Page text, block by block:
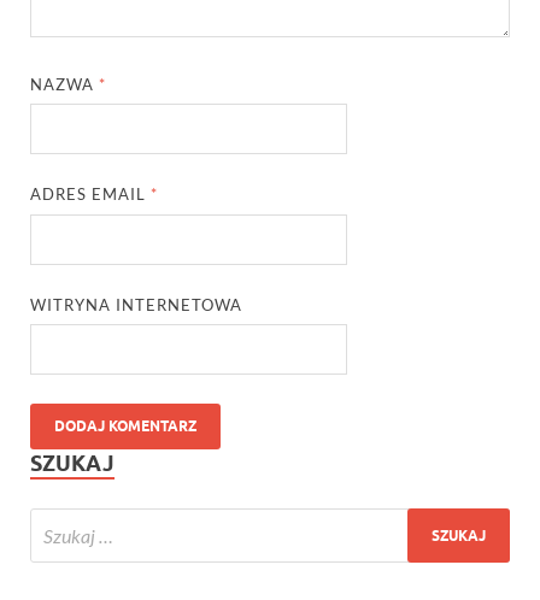
NAZWA *
ADRES EMAIL *
WITRYNA INTERNETOWA
SZUKAJ